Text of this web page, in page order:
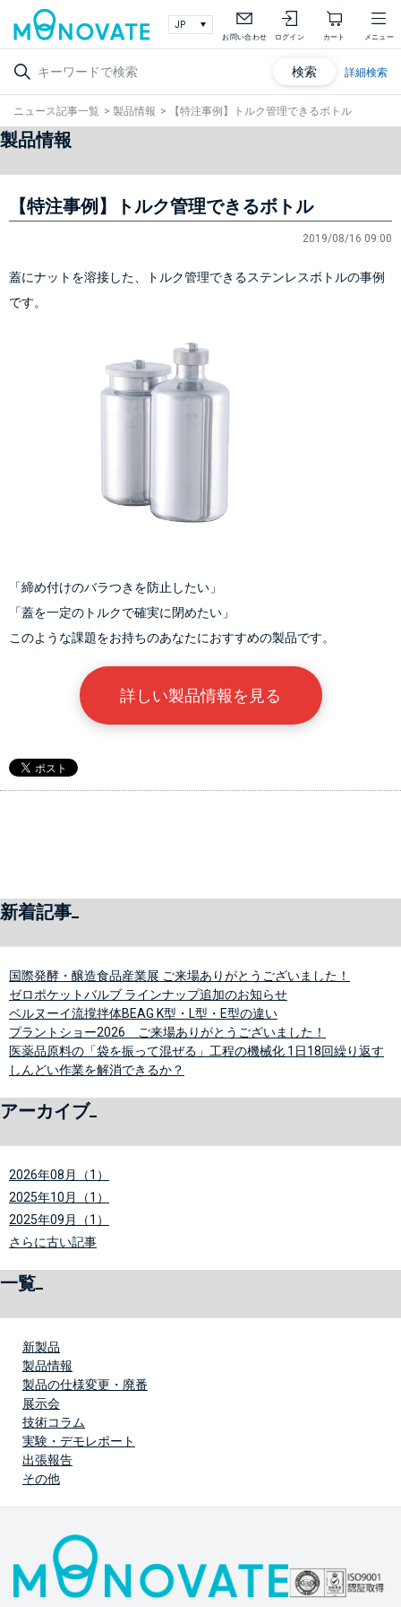
お問い合わせ ログイン カート メニュー
検索 詳細検索
ニュース記事一覧 > 製品情報 > 【特注事例】トルク管理できるボトル
製品情報
【特注事例】トルク管理できるボトル
2019/08/16 09:00
蓋にナットを溶接した、トルク管理できるステンレスボトルの事例
です。
「締め付けのバラつきを防止したい」
「蓋を一定のトルクで確実に閉めたい」
このような課題をお持ちのあなたにおすすめの製品です。
詳しい製品情報を見る
新着記事
国際発酵・醸造食品産業展 ご来場ありがとうございました！
ゼロポケットバルブ ラインナップ追加のお知らせ
ベルヌーイ流撹拌体BEAG K型・L型・E型の違い
プラントショー2026 ご来場ありがとうございました！
医薬品原料の「袋を振って混ぜる」工程の機械化 1日18回繰り返す
しんどい作業を解消できるか？
アーカイブ
2026年08月（1）
2025年10月（1）
2025年09月（1）
さらに古い記事
一覧
新製品
製品情報
製品の仕様変更・廃番
展示会
技術コラム
実験・デモレポート
出張報告
その他